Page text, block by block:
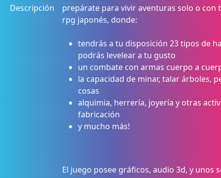
Descripción
prepárate para vivir aventuras solo o con
rpg japonés, donde:
tendrás a tu disposición 23 tipos de
podrás levelear a tu gusto
un combate con armas cuerpo a
la capacidad de minar, talar árboles,
cosas
alquimia, herrería, joyería y otras
fabricación
y mucho más!
El juego posee gráficos, audio 3d, y unos